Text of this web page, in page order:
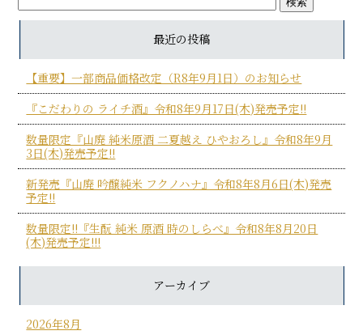
最近の投稿
【重要】一部商品価格改定（R8年9月1日）のお知らせ
『こだわりの ライチ酒』令和8年9月17日(木)発売予定!!
数量限定『山廃 純米原酒 二夏越え ひやおろし』令和8年9月
3日(木)発売予定!!
新発売『山廃 吟醸純米 フクノハナ』令和8年8月6日(木)発売
予定!!
数量限定!!『生酛 純米 原酒 時のしらべ』令和8年8月20日
(木)発売予定!!!
アーカイブ
2026年8月